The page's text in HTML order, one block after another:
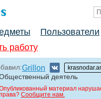
Пользователи
работу
Grillon
деятель
материал
Сообщите нам.